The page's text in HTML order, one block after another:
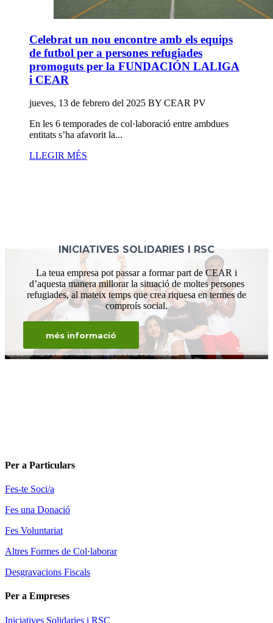
Celebrat un nou encontre amb els equips
de futbol per a persones refugiades
promoguts per la FUNDACIÓN LALIGA
i CEAR
jueves, 13 de febrero del 2025 BY CEAR PV
En les 6 temporades de col·laboració entre ambdues
entitats s’ha afavorit la...
LLEGIR MÉS
INICIATIVES SOLIDARIES I RSC
La teua empresa pot passar a formar part de CEAR i
d’aquesta manera millorar la situació de moltes persones
refugiades, al mateix temps que crea riquesa en termes de
comproís social.
més informació
Per a Particulars
Fes-te Soci/a
Fes una Donació
Fes Voluntariat
Altres Formes de Col·laborar
Desgravacions Fiscals
Per a Empreses
Iniciatives Solidaries i RSC